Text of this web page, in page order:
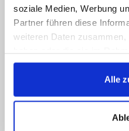
soziale Medien, Werbung
Partner führen diese
weiteren Daten
gesammelt haben.
Alle
Chiamateci,
media e sarete
(9:30-